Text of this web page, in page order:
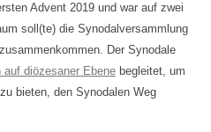
Advent 2019 und war auf zwei
soll(te) die Synodalversammlung
Der Synodale
auf diözesaner Ebene begleitet, um
bieten, den Synodalen Weg